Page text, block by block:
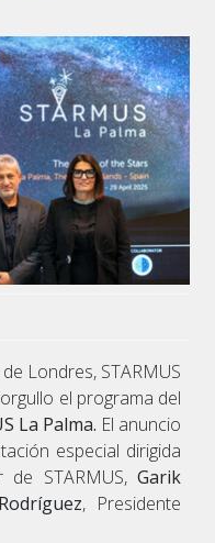
Londres, STARMUS
el programa del
La Palma. El anuncio
especial dirigida
STARMUS, Garik
, Presidente